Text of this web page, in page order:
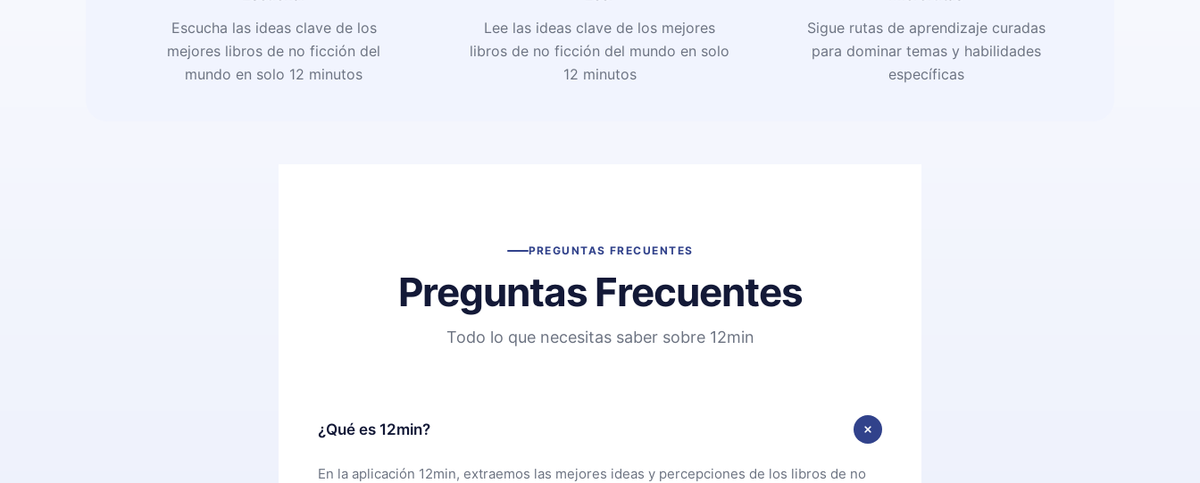
Escucha las ideas clave de los
mejores libros de no ficción del
mundo en solo 12 minutos
Lee las ideas clave de los mejores
libros de no ficción del mundo en solo
12 minutos
Sigue rutas de aprendizaje curadas
para dominar temas y habilidades
específicas
PREGUNTAS FRECUENTES
Preguntas Frecuentes
Todo lo que necesitas saber sobre 12min
¿Qué es 12min?
En la aplicación 12min, extraemos las mejores ideas y percepciones de los libros de no